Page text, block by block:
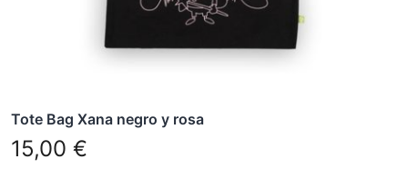
Tote Bag Xana negro y rosa
15,00 €